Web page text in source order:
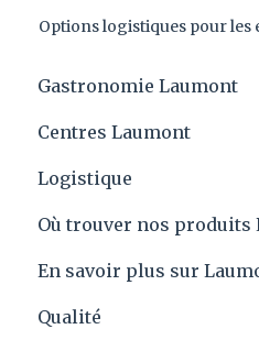
Options logistiques pour les
Gastronomie Laumont
Conseils Laumont et
Centres Laumont
Quartier général
Logistique
Où trouver nos produits
En savoir plus sur
Qualité